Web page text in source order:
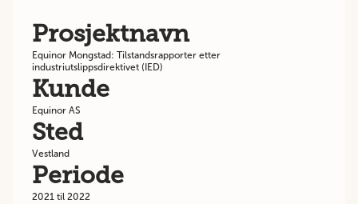
Prosjektnavn
Equinor Mongstad: Tilstandsrapporter etter
industriutslippsdirektivet (IED)
Kunde
Equinor AS
Sted
Vestland
Periode
2021 til 2022